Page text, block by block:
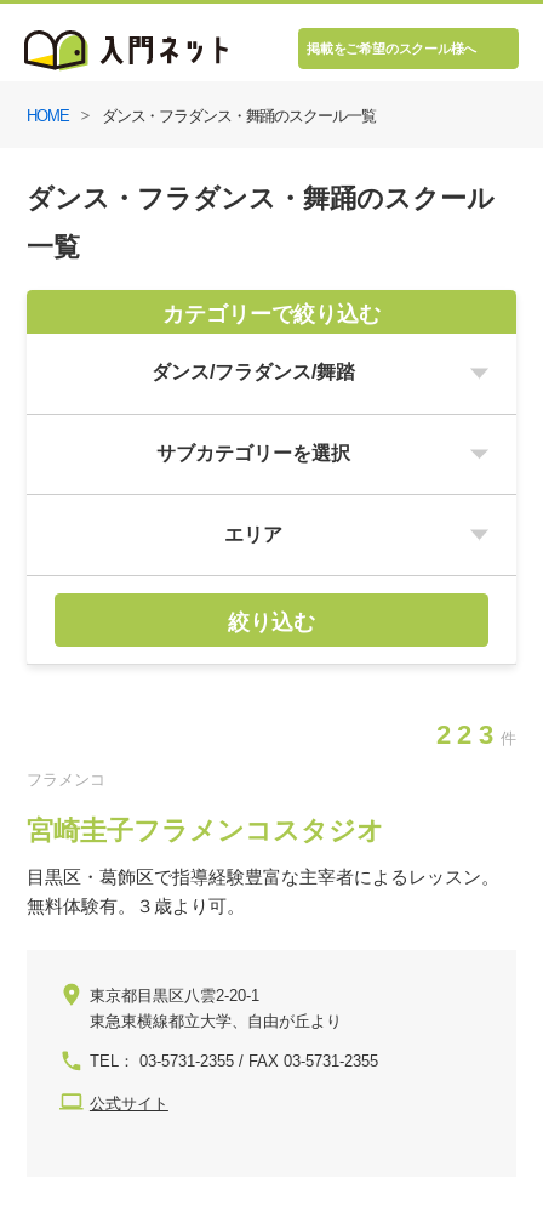
掲載をご希望のスクール様へ
HOME ダンス・フラダンス・舞踊のスクール一覧
ダンス・フラダンス・舞踊のスクール
一覧
カテゴリーで絞り込む
絞り込む
223 件
フラメンコ
宮崎圭子フラメンコスタジオ
目黒区・葛飾区で指導経験豊富な主宰者によるレッスン。
無料体験有。３歳より可。
東京都目黒区八雲2-20-1
東急東横線都立大学、自由が丘より
TEL： 03-5731-2355 / FAX 03-5731-2355
公式サイト